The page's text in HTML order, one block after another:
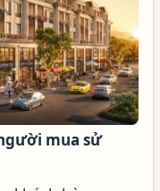
mua sử